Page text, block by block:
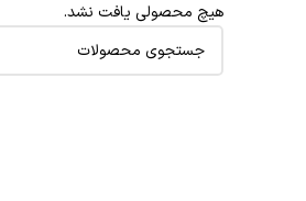
هیچ محصولی یافت نشد.